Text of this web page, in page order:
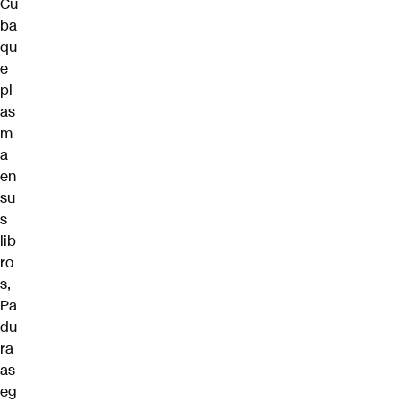
ba
qu
e
pl
as
m
a
en
su
s
lib
ro
s,
Pa
du
ra
as
eg